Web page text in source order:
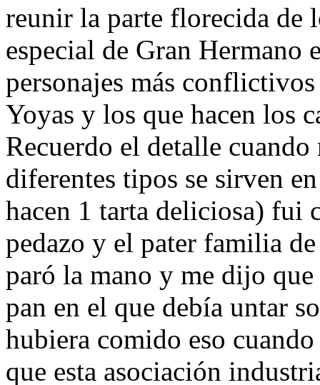
reunir la parte florecida de
especial de Gran Hermano
personajes más
Yoyas y los que hacen los
Recuerdo el detalle
diferentes tipos se sirven
hacen 1 tarta deliciosa) fui
pedazo y el pater familia
paró la mano y me dijo
pan en el que debía untar
hubiera comido eso
que esta asociación